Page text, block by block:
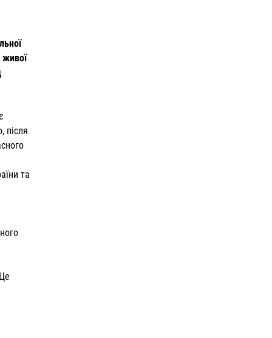
живої
після
та